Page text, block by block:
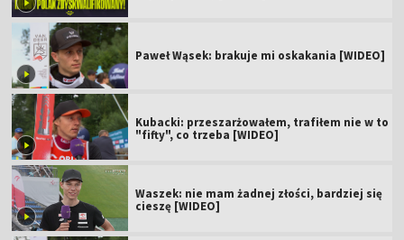
Paweł Wąsek: brakuje mi oskakania [WIDEO]
Kubacki: przeszarżowałem, trafiłem nie w to
"fifty", co trzeba [WIDEO]
Waszek: nie mam żadnej złości, bardziej się
cieszę [WIDEO]